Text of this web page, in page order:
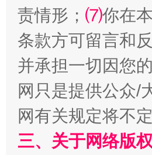
站台名比不上好声名
责情形； ⑺你在
条款方可留言和
并承担一切因您
网只是提供公众/
网有关规定将不
三、关于网络版